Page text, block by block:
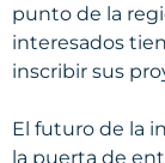
punto de la
interesados
inscribir sus
El futuro de la
la puerta de